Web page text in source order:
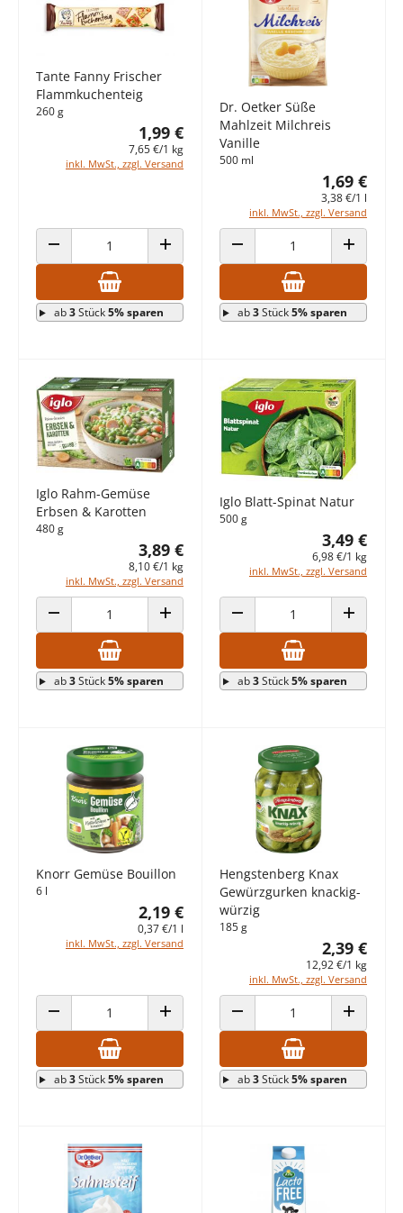
Tante Fanny Frischer
Flammkuchenteig
260 g
1,99 €
7,65 €/1 kg
inkl. MwSt., zzgl. Versand
ANZAHL VERRINGERN ANZAHL ERHÖHEN
ab3Stück5% sparen
Dr. Oetker Süße
Mahlzeit Milchreis
Vanille
500 ml
1,69 €
3,38 €/1 l
inkl. MwSt., zzgl. Versand
ANZAHL VERRINGERN ANZAHL
ab3Stück5% sparen
Iglo Rahm-Gemüse
Erbsen & Karotten
480 g
3,89 €
8,10 €/1 kg
inkl. MwSt., zzgl. Versand
ANZAHL VERRINGERN ANZAHL ERHÖHEN
ab3Stück5% sparen
Iglo Blatt-Spinat Natur
500 g
3,49 €
6,98 €/1 kg
inkl. MwSt., zzgl. Versand
ANZAHL VERRINGERN ANZAHL
ab3Stück5% sparen
Knorr Gemüse Bouillon
6 l
2,19 €
0,37 €/1 l
inkl. MwSt., zzgl. Versand
ANZAHL VERRINGERN ANZAHL ERHÖHEN
ab3Stück5% sparen
Hengstenberg Knax
Gewürzgurken knackig-
würzig
185 g
2,39 €
12,92 €/1 kg
inkl. MwSt., zzgl. Versand
ANZAHL VERRINGERN ANZAHL
ab3Stück5% sparen